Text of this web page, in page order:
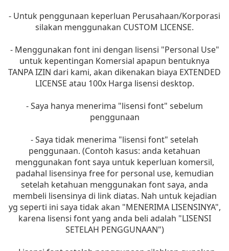
- Untuk penggunaan keperluan Perusahaan/Korporasi
silakan menggunakan CUSTOM LICENSE.
- Menggunakan font ini dengan lisensi "Personal Use"
untuk kepentingan Komersial apapun bentuknya
TANPA IZIN dari kami, akan dikenakan biaya EXTENDED
LICENSE atau 100x Harga lisensi desktop.
- Saya hanya menerima "lisensi font" sebelum
penggunaan
- Saya tidak menerima "lisensi font" setelah
penggunaan. (Contoh kasus: anda ketahuan
menggunakan font saya untuk keperluan komersil,
padahal lisensinya free for personal use, kemudian
setelah ketahuan menggunakan font saya, anda
membeli lisensinya di link diatas. Nah untuk kejadian
yg seperti ini saya tidak akan "MENERIMA LISENSINYA",
karena lisensi font yang anda beli adalah "LISENSI
SETELAH PENGGUNAAN")